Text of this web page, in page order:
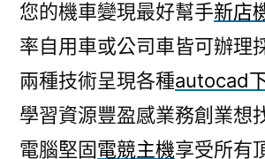
您的機車變現最好幫手新店
率自用車或公司車皆可辦理
兩種技術呈現各種autocad
學習資源豐盈感業務創業想
電腦堅固電競主機享受所有